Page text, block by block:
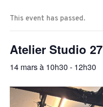
This event has passed.
Atelier Studio 27
14 mars à 10h30 - 12h30